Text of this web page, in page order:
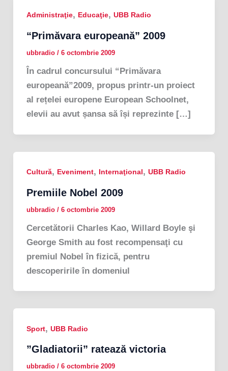
Administraţie, Educaţie, UBB Radio
“Primăvara europeană” 2009
ubbradio / 6 octombrie 2009
În cadrul concursului “Primăvara
europeană”2009, propus printr-un proiect
al rețelei europene European Schoolnet,
elevii au avut șansa să își reprezinte […]
Cultură, Eveniment, Internaţional, UBB Radio
Premiile Nobel 2009
ubbradio / 6 octombrie 2009
Cercetătorii Charles Kao, Willard Boyle şi
George Smith au fost recompensaţi cu
premiul Nobel în fizică, pentru
descoperirile în domeniul
Sport, UBB Radio
”Gladiatorii” ratează victoria
ubbradio / 6 octombrie 2009